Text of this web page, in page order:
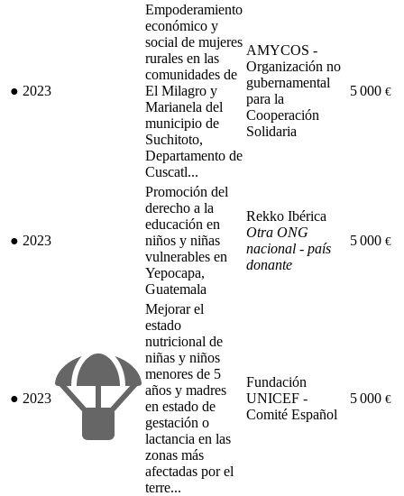
● 2023
Empoderamiento
económico y
social de mujeres
rurales en las
comunidades de
El Milagro y
Marianela del
municipio de
Suchitoto,
Departamento de
Cuscatl...
AMYCOS -
Organización no
gubernamental
para la
Cooperación
Solidaria
5 000 €
● 2023
Promoción del
derecho a la
educación en
niños y niñas
vulnerables en
Yepocapa,
Guatemala
Rekko Ibérica
Otra ONG
nacional - país
donante
5 000 €
● 2023
Mejorar el
estado
nutricional de
niñas y niños
menores de 5
años y madres
en estado de
gestación o
lactancia en las
zonas más
afectadas por el
terre...
Fundación
UNICEF -
Comité Español
5 000 €